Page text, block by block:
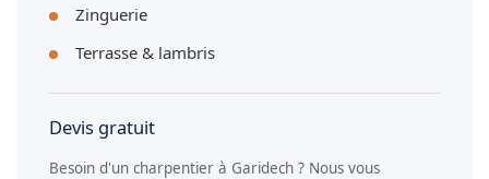
Zinguerie
Terrasse & lambris
Devis gratuit
Besoin d'un charpentier à Garidech ? Nous vous